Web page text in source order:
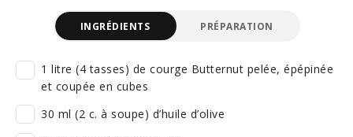
INGRÉDIENTS PRÉPARATION
1 litre (4 tasses) de courge Butternut pelée, épépinée
et coupée en cubes
30 ml (2 c. à soupe) d’huile d’olive